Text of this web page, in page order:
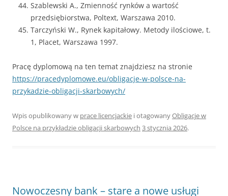
Szablewski A., Zmienność rynków a wartość
przedsiębiorstwa, Poltext, Warszawa 2010.
Tarczyński W., Rynek kapitałowy. Metody ilościowe, t.
1, Placet, Warszawa 1997.
Pracę dyplomową na ten temat znajdziesz na stronie
https://pracedyplomowe.eu/obligacje-w-polsce-na-
przykadzie-obligacji-skarbowych/
Wpis opublikowany w prace licencjackie i otagowanyObligacje w
Polsce na przykładzie obligacji skarbowych 3 stycznia 2026.
Nowoczesny bank – stare a nowe usługi